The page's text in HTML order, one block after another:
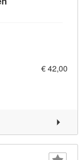
zum
€ 42,00